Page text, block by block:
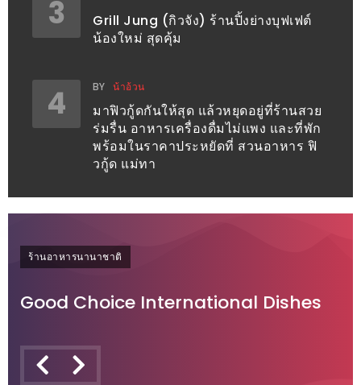
ช็อป
เพลิน
HFG
NEWS
GAME
SEAFOOD)
FAIR
เชียงใหม่
งาน
3
Grill Jung (กิวจัง) ร้านปิ้งย่างบุฟเฟต์
น้องใหม่ สุดคุ้ม
4 BY น้าอ้วน
มาฟิวกู้ดกันให้สุด แล้วหยุดอยู่ที่ร้านสวย
ร่มรื่น อาหารเครื่องดื่มไม่แพง และที่พัก
พร้อมในราคาประหยัดที่ สวนอาหาร ฟิ
วกู้ด แม่ทา
ร้านอาหารนานาชาติ
Good Choice International Dishes